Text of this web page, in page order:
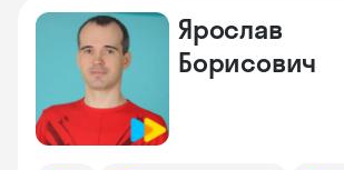
Ярослав
Борисович